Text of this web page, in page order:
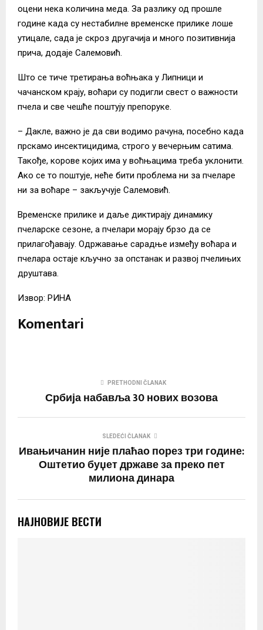
оцени нека количина меда. За разлику од прошле
године када су нестабилне временске прилике лоше
утицале, сада је скроз другачија и много позитивнија
прича, додаје Салемовић.
Што се тиче третирања воћњака у Липници и
чачанском крају, воћари су подигли свест о важности
пчела и све чешће поштују препоруке.
– Дакле, важно је да сви водимо рачуна, посебно када
прскамо инсектицидима, строго у вечерњим сатима.
Такође, корове којих има у воћњацима треба уклонити.
Ако се то поштује, неће бити проблема ни за пчеларе
ни за воћаре – закључује Салемовић.
Временске прилике и даље диктирају динамику
пчеларске сезоне, а пчелари морају брзо да се
прилагођавају. Одржавање сарадње између воћара и
пчелара остаје кључно за опстанак и развој пчелињих
друштава.
Извор: РИНА
Komentari
PRETHODNI ČLANAK
Србија набавља 30 нових возова
SLEDEĆI ČLANAK
Ивањичанин није плаћао порез три године:
Оштетио буџет државе за преко пет
милиона динара
НАЈНОВИЈЕ ВЕСТИ